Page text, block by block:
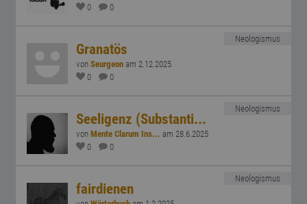
0
0
Neologismus
Granatös
vonSeurgeon am 2.12.2025
0
0
Neologismus
Seeligenz (Substanti...
vonMente Clarum Ins... am 28.6.2025
0
0
Neologismus
fairdienen